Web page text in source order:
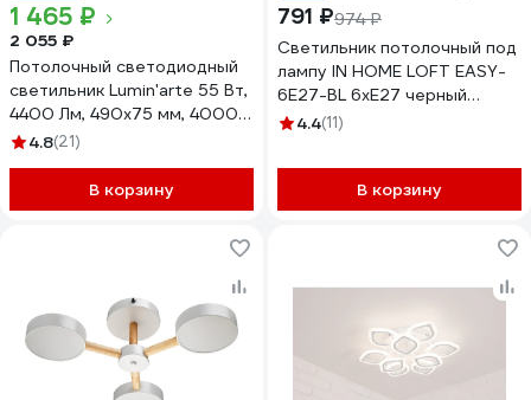
1 465 ₽
2 055 ₽
Потолочный светодиодный
светильник Lumin'arte 55 Вт,
4400 Лм, 490x75 мм, 4000К
дневной свет, освещает 36
4.8(21)
В корзину
791 ₽974 ₽
Светильник потолочный под
лампу IN HOME LOFT EASY-
6E27-BL 6хЕ27 черный
4690612062648
4.4(11)
В корзину